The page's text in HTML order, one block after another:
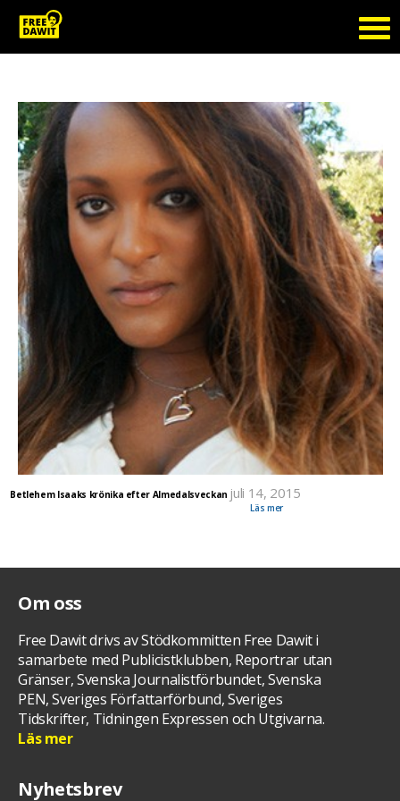
Betlehem Isaaks krönika efter Almedalsveckan juli 14, 2015
Betlehem Isaak skriver om sitt första besök till Almedalen i GT.Läs mer
Om oss
Free Dawit drivs av Stödkommitten Free Dawit i
samarbete med Publicistklubben, Reportrar utan
Gränser, Svenska Journalistförbundet, Svenska
PEN, Sveriges Författarförbund, Sveriges
Tidskrifter, Tidningen Expressen och Utgivarna.
Läs mer
Nyhetsbrev